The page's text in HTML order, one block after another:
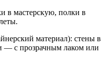
в мастерскую, полки в
материал): стены в
— с прозрачным лаком или